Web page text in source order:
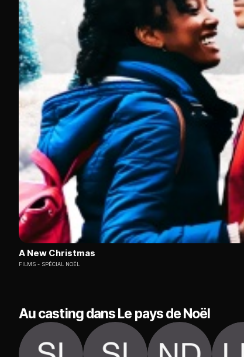
A New Christmas
FILMS SPÉCIAL NOËL
Au casting dans Le pays de Noël